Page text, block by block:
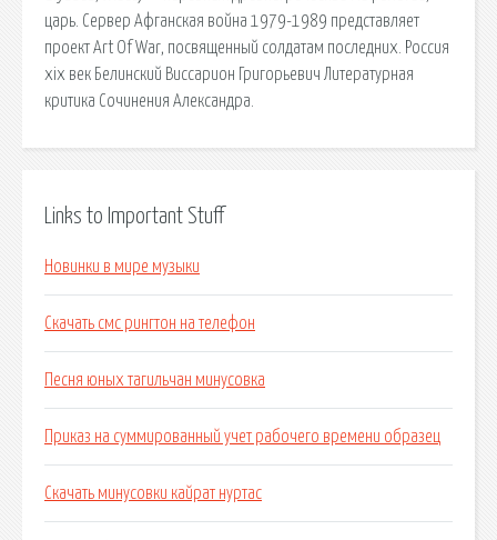
царь. Сервер Афганская война 1979-1989 представляет
проект Art Of War, посвященный солдатам последних. Россия
xix век Белинский Виссарион Григорьевич Литературная
критика Сочинения Александра.
Links to Important Stuff
Новинки в мире музыки
Скачать смс рингтон на телефон
Песня юных тагильчан минусовка
Приказ на суммированный учет рабочего времени образец
Скачать минусовки кайрат нуртас